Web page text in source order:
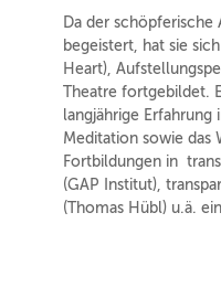
Da der schöpferische
begeistert, hat sie
Heart),
Theatre fortgebildet.
langjährige Erfahrung
Meditation sowie das
Fortbildungen in
(GAP Institut),
(Thomas Hübl) u.ä.